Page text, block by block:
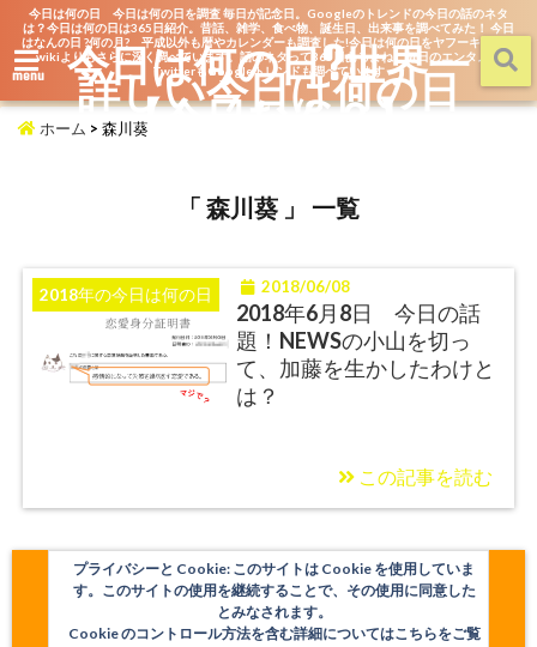
今日は何の日 今日は何の日を調査 毎日が記念日。Googleのトレンドの今日の話のネタ
は？今日は何の日は365日紹介。昔話、雑学、食べ物、誕生日、出来事を調べてみた！ 今日
はなんの日 ?何の月? 平成以外も暦やカレンダーも調査した!今日は何の日をヤフーキッズや
wikiよりもさらに深く調べています。話のネタって365日あるよね。毎日のエンタメを
TwitterもGoogleトレンドも調べています
menu 今日は何の日?世界一
詳しい今日は何の日
【今日なん？】
ホーム > 森川葵
「 森川葵 」 一覧
2018年の今日は何の日 2018/06/08
2018年6月8日 今日の話
題！NEWSの小山を切っ
て、加藤を生かしたわけと
は？
この記事を読む
プライバシーと Cookie: このサイトは Cookie を使用していま
す。このサイトの使用を継続することで、その使用に同意した
とみなされます。
Cookie のコントロール方法を含む詳細についてはこちらをご覧